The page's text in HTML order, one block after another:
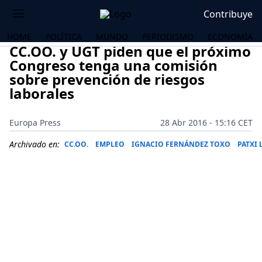
Contribuye
HOME POLÍTICA MUNDO PERIODISMO ECONOMÍA
CC.OO. y UGT piden que el próximo
Congreso tenga una comisión
sobre prevención de riesgos
laborales
Europa Press
28 Abr 2016 - 15:16 CET
Archivado en: CC.OO. EMPLEO IGNACIO FERNÁNDEZ TOXO PATXI